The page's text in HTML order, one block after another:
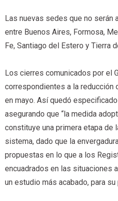
Las nuevas sedes que no serán
entre Buenos Aires, Formosa,
Fe, Santiago del Estero y Tierra
Los cierres comunicados por el
correspondientes a la reducción
en mayo. Así quedó
asegurando que “la medida
constituye una primera etapa de
sistema, dado que la
propuestas en lo que a los
encuadrados en las situaciones
un estudio más acabado, para su